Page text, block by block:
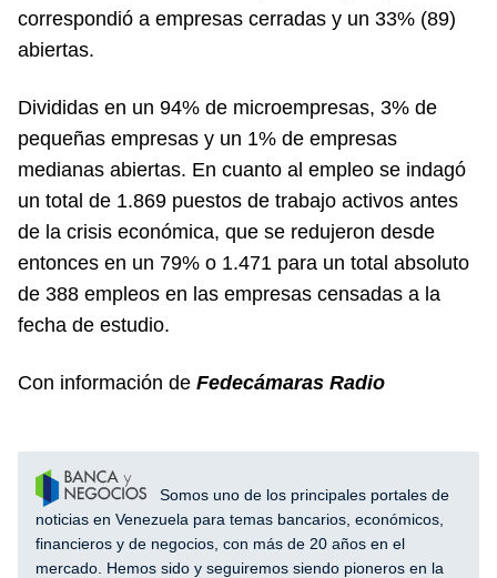
correspondió a empresas cerradas y un 33% (89)
abiertas.
Divididas en un 94% de microempresas, 3% de
pequeñas empresas y un 1% de empresas
medianas abiertas. En cuanto al empleo se indagó
un total de 1.869 puestos de trabajo activos antes
de la crisis económica, que se redujeron desde
entonces en un 79% o 1.471 para un total absoluto
de 388 empleos en las empresas censadas a la
fecha de estudio.
Con información de Fedecámaras Radio
Somos uno de los principales portales de
noticias en Venezuela para temas bancarios, económicos,
financieros y de negocios, con más de 20 años en el
mercado. Hemos sido y seguiremos siendo pioneros en la